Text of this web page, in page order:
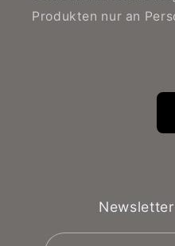
Produkten nur an